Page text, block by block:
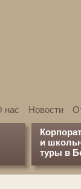
нас Новости
и
туры в